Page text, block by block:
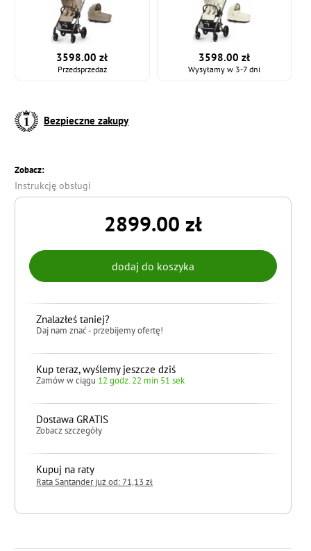
3598.00 zł
Przedsprzedaż
3598.00 zł
Wysyłamy w 3-7 dni
Bezpieczne zakupy
Zobacz:
Instrukcję obsługi
2899.00 zł
Znalazłeś taniej?
Daj nam znać - przebijemy ofertę!
Kup teraz, wyślemy jeszcze dziś
Zamów w ciągu 12 godz. 22 min 50 sek
Dostawa GRATIS
Zobacz szczegóły
Kupuj na raty
Rata Santander już od: 71,13 zł